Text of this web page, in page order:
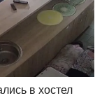
в хостел